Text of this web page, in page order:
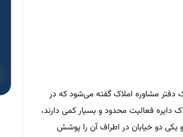
دفتر مشاوره‌‌ املاک گفته می‌‌شود که در
دایره فعالیت محدود و بسیار کمی دارند،
یکی دو خیابان در اطراف آن را پوشش